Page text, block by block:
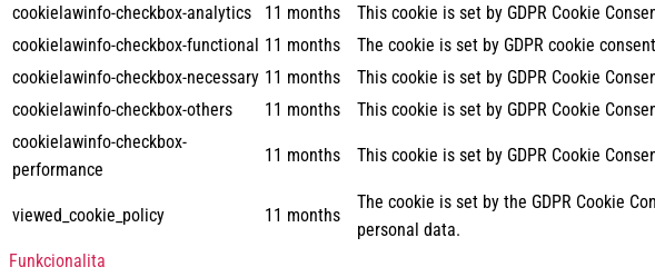
cookielawinfo-checkbox-analytics 11 months
This cookie is set by GDPR Cookie
cookielawinfo-checkbox-functional 11 months
The cookie is set by GDPR cookie
cookielawinfo-checkbox-necessary 11 months
This cookie is set by GDPR Cookie
cookielawinfo-checkbox-others
11 months
This cookie is set by GDPR Cookie
cookielawinfo-checkbox-
performance
11 months This cookie is set by GDPR Cookie
viewed_cookie_policy 11 months
The cookie is set by the GDPR Cookie
personal data.
Funkcionalita